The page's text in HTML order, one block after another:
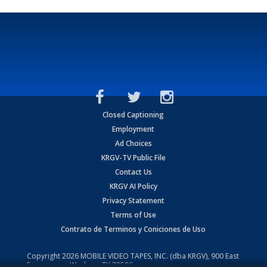
Closed Captioning
Employment
Ad Choices
KRGV-TV Public File
Contact Us
KRGV AI Policy
Privacy Statement
Terms of Use
Contrato de Terminos y Coniciones de Uso
Copyright2026 MOBILE VIDEO TAPES, INC. (dba KRGV), 900 East